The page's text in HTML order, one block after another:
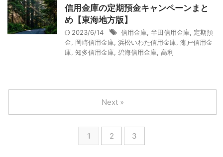
信用金庫の定期預金キャンペーンまと
め【東海地方版】
2023/6/14 信用金庫 半田信用金庫 定期預
金
岡崎信用金庫 浜松いわた信用金庫 瀬戸信用金
庫 知多信用金庫 碧海信用金庫 高利
1 2 3
Next »